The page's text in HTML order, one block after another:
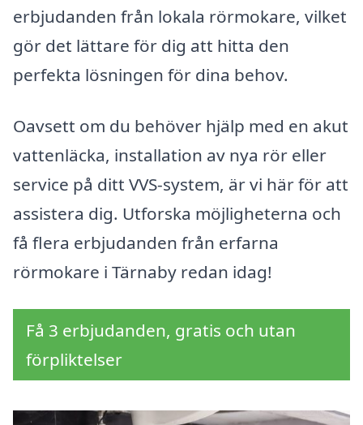
erbjudanden från lokala rörmokare, vilket
gör det lättare för dig att hitta den
perfekta lösningen för dina behov.
Oavsett om du behöver hjälp med en akut
vattenläcka, installation av nya rör eller
service på ditt VVS-system, är vi här för att
assistera dig. Utforska möjligheterna och
få flera erbjudanden från erfarna
rörmokare i Tärnaby redan idag!
Få 3 erbjudanden, gratis och utan
förpliktelser